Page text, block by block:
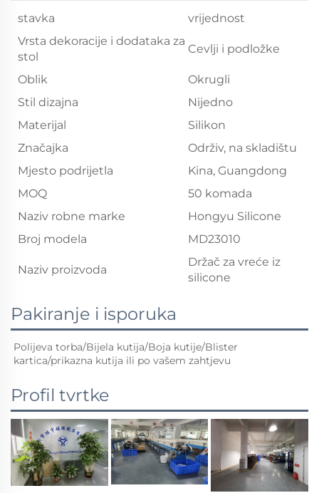
stavka
vrijednost
Vrsta dekoracije i dodataka za
stol
Cevlji i podložke
Oblik
Okrugli
Stil dizajna
Nijedno
Materijal
Silikon
Značajka
Održiv, na skladištu
Mjesto podrijetla
Kina, Guangdong
MOQ
50 komada
Naziv robne marke
Hongyu Silicone
Broj modela
MD23010
Naziv proizvoda
Držač za vreće iz
silicone
Pakiranje i isporuka
Polijeva torba/Bijela kutija/Boja kutije/Blister
kartica/prikazna kutija ili po vašem zahtjevu
Profil tvrtke